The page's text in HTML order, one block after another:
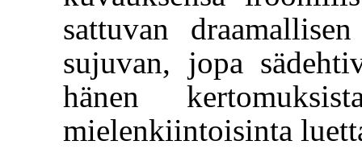
sattuvan
sujuvan, jopa
hänen
mielenkiintoisinta